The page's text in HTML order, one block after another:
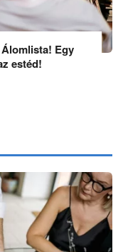
Egy
estéd!